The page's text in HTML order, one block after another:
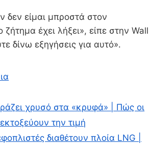
δεν είμαι μπροστά στον
έχει λήξει», είπε στην Wall
δίνω εξηγήσεις για αυτό».
χρυσό στα «κρυφά» | Πώς οι
την τιμή
διαθέτουν πλοία LNG |